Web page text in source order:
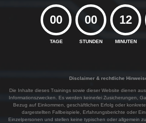
00
TAGE
00
STUNDEN
12
MINUTEN
Disclaimer & rechtliche
Die Inhalte dieses Trainings sowie dieser Website dienen
Informationszwecken. Es werden keinerlei Zusicherungen,
Bezug auf Einkommen, geschäftlichen Erfolg oder
dargestellten Fallbeispiele, Erfahrungsberichte oder
Einzelpersonen und stellen keine typischen oder allgemein